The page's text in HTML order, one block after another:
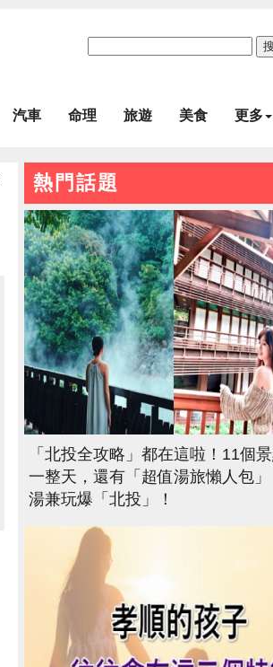
汽車 命理 旅遊 美食 更多
熱門話題
「北投全攻略」都在這啦！11個
一整天，還有「超值湯旅懶人包
湯兼玩爆「北投」！